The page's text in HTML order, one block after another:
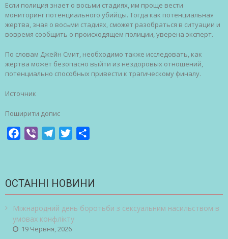
Если полиция знает о восьми стадиях, им проще вести
мониторинг потенциального убийцы. Тогда как потенциальная
жертва, зная о восьми стадиях, сможет разобраться в ситуации и
вовремя сообщить о происходящем полиции, уверена эксперт.
По словам Джейн Смит, необходимо также исследовать, как
жертва может безопасно выйти из нездоровых отношений,
потенциально способных привести к трагическому финалу.
Источник
Поширити допис
Facebook
Viber TelegramTwitter
ОСТАННІ НОВИНИ
Міжнародний день боротьби з сексуальним насильством в
умовах конфлікту
19 Червня, 2026